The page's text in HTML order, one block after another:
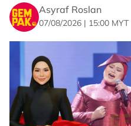
Dalam perkembangan lain,
tanggungjawab sebagai
Selebriti 2026 mengakui
memberikan tekanan
Katanya, cabaran
peserta program
malah beberapa daripada
Yusry dalam projek
Asyraf Roslan
07/08/2026 | 15:00 MYT